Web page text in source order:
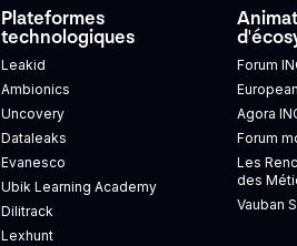
Plateformes
technologiques
Leakid
Ambionics
Uncovery
Dataleaks
Evanesco
Ubik Learning Academy
Dilitrack
Lexhunt
Forum
Agora
Forum
Les
des
Vauban